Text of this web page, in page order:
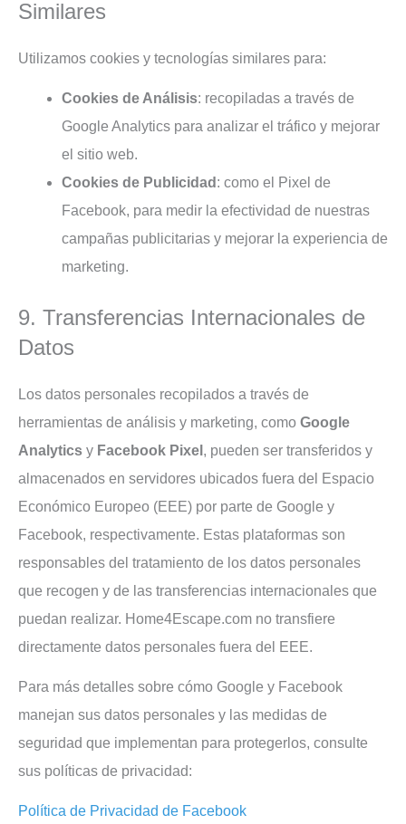
Similares
Utilizamos cookies y tecnologías similares para:
Cookies de Análisis: recopiladas a través de
Google Analytics para analizar el tráfico y mejorar
el sitio web.
Cookies de Publicidad : como el Pixel de
Facebook, para medir la efectividad de nuestras
campañas publicitarias y mejorar la experiencia de
marketing.
9. Transferencias Internacionales de
Datos
Los datos personales recopilados a través de
herramientas de análisis y marketing, como Google
Analytics y Facebook Pixel , pueden ser transferidos y
almacenados en servidores ubicados fuera del Espacio
Económico Europeo (EEE) por parte de Google y
Facebook, respectivamente. Estas plataformas son
responsables del tratamiento de los datos personales
que recogen y de las transferencias internacionales que
puedan realizar. Home4Escape.com no transfiere
directamente datos personales fuera del EEE.
Para más detalles sobre cómo Google y Facebook
manejan sus datos personales y las medidas de
seguridad que implementan para protegerlos, consulte
sus políticas de privacidad:
Política de Privacidad de Facebook